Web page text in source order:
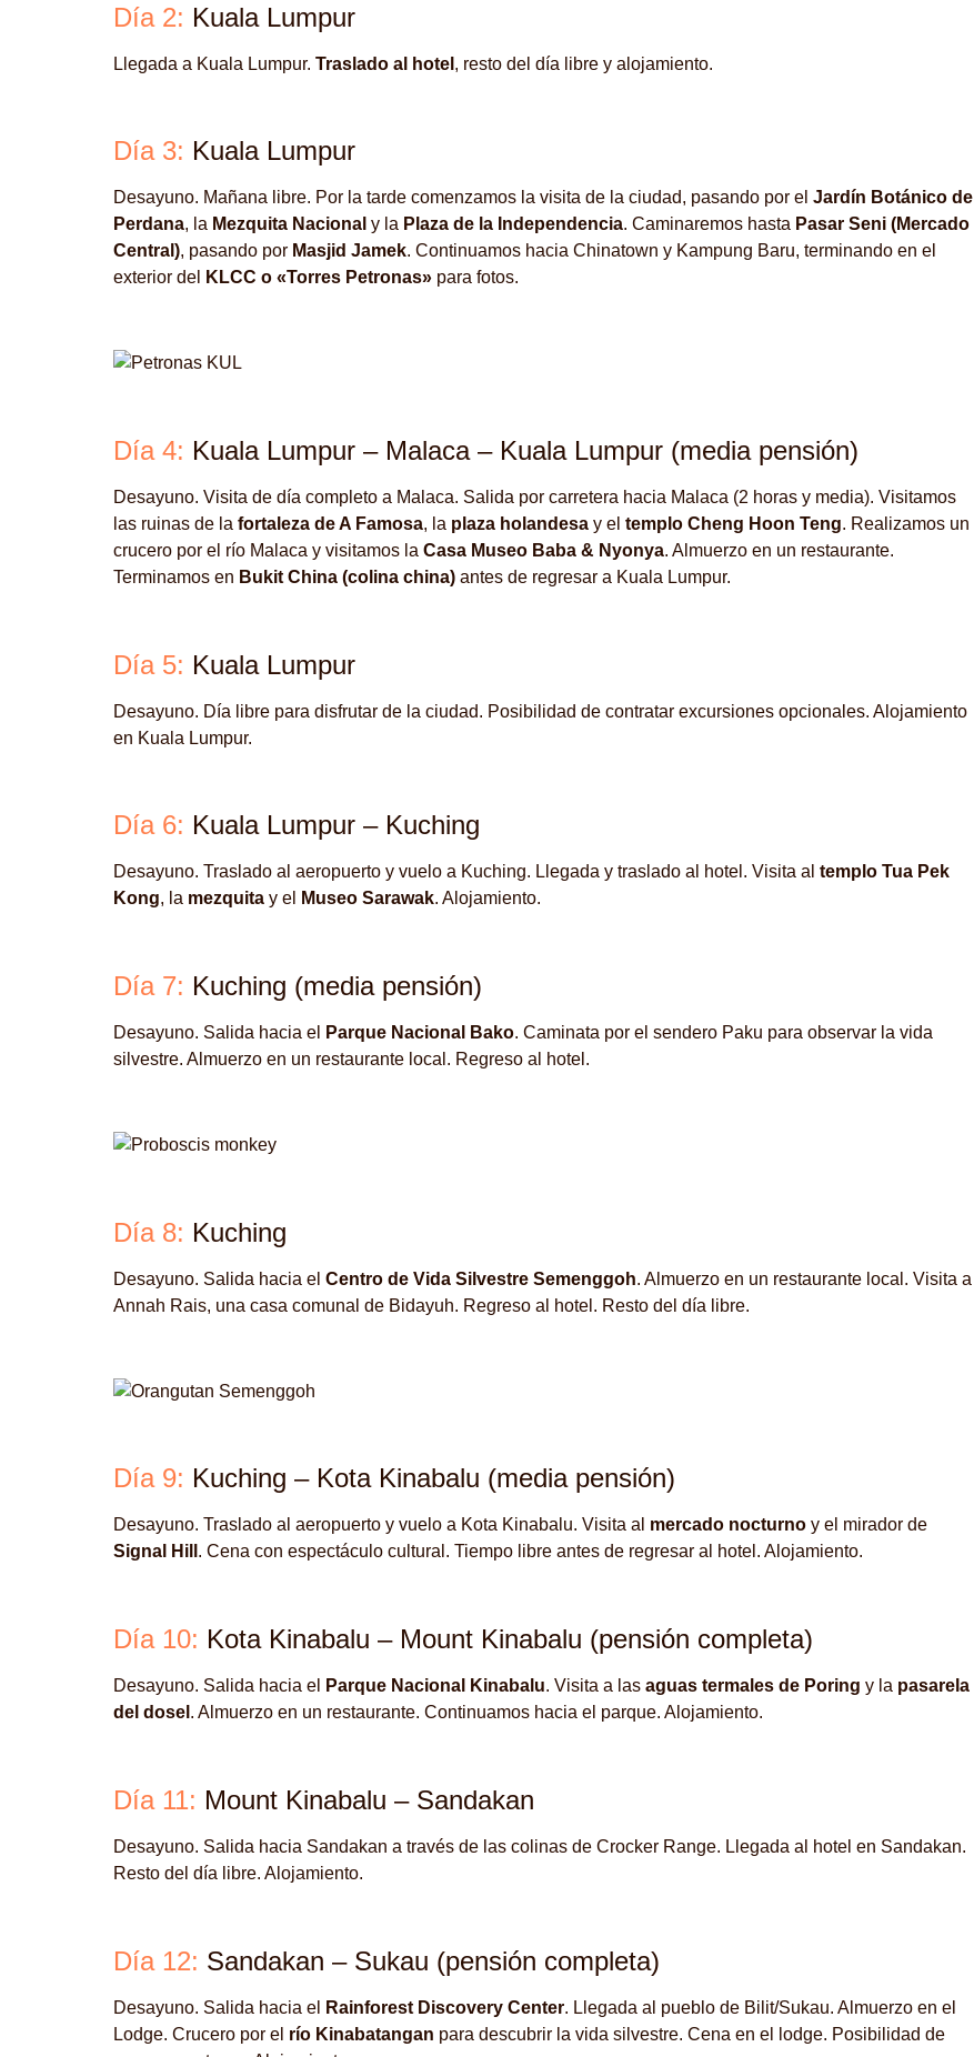
Día 2: Kuala Lumpur
Llegada a Kuala Lumpur. Traslado al hotel , resto del día libre y alojamiento.
Día 3: Kuala Lumpur
Desayuno. Mañana libre. Por la tarde comenzamos la visita de la ciudad, pasando por el Jardín Botánico de
Perdana, la Mezquita Nacional y la Plaza de la Independencia. Caminaremos hasta Pasar Seni (Mercado
Central), pasando por Masjid Jamek. Continuamos hacia Chinatown y Kampung Baru, terminando en el
exterior del
KLCC o «Torres Petronas» para fotos.
Día 4: Kuala Lumpur – Malaca – Kuala Lumpur (media pensión)
Desayuno. Visita de día completo a Malaca. Salida por carretera hacia Malaca (2 horas y media). Visitamos
las ruinas de la fortaleza de A Famosa, la plaza holandesa y el templo Cheng Hoon Teng. Realizamos un
crucero por el río Malaca y visitamos la Casa Museo Baba & Nyonya. Almuerzo en un restaurante.
Terminamos en Bukit China (colina china) antes de regresar a Kuala Lumpur.
Día 5: Kuala Lumpur
Desayuno. Día libre para disfrutar de la ciudad. Posibilidad de contratar excursiones opcionales. Alojamiento
en Kuala Lumpur.
Día 6: Kuala Lumpur – Kuching
Desayuno. Traslado al aeropuerto y vuelo a Kuching. Llegada y traslado al hotel. Visita al templo Tua Pek
Kong, la mezquita y el Museo Sarawak. Alojamiento.
Día 7: Kuching (media pensión)
Desayuno. Salida hacia el Parque Nacional Bako. Caminata por el sendero Paku para observar la vida
silvestre. Almuerzo en un restaurante local. Regreso al hotel.
Día 8: Kuching
Desayuno. Salida hacia el Centro de Vida Silvestre Semenggoh. Almuerzo en un restaurante local. Visita a
Annah Rais, una casa comunal de Bidayuh. Regreso al hotel. Resto del día libre.
Día 9: Kuching – Kota Kinabalu (media pensión)
Desayuno. Traslado al aeropuerto y vuelo a Kota Kinabalu. Visita al mercado nocturno y el mirador de
Signal Hill . Cena con espectáculo cultural. Tiempo libre antes de regresar al hotel. Alojamiento.
Día 10: Kota Kinabalu – Mount Kinabalu (pensión completa)
Desayuno. Salida hacia el Parque Nacional Kinabalu. Visita a las aguas termales de Poring y la pasarela
del dosel . Almuerzo en un restaurante. Continuamos hacia el parque. Alojamiento.
Día 11: Mount Kinabalu – Sandakan
Desayuno. Salida hacia Sandakan a través de las colinas de Crocker Range. Llegada al hotel en Sandakan.
Resto del día libre. Alojamiento.
Día 12: Sandakan – Sukau (pensión completa)
Desayuno. Salida hacia el Rainforest Discovery Center. Llegada al pueblo de Bilit/Sukau. Almuerzo en el
Lodge. Crucero por el río Kinabatangan para descubrir la vida silvestre. Cena en el lodge. Posibilidad de